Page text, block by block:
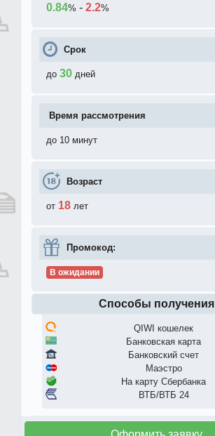
0.84% - 2.2%
Срок
до 30 дней
Время рассмотрения
до 10 минут
Возраст
от 18 лет
Промокод:
В ожидании
Способы получения
QIWI кошелек
Банковская карта
Банковский счет
Маэстро
На карту Сбербанка
ВТБ/ВТБ 24